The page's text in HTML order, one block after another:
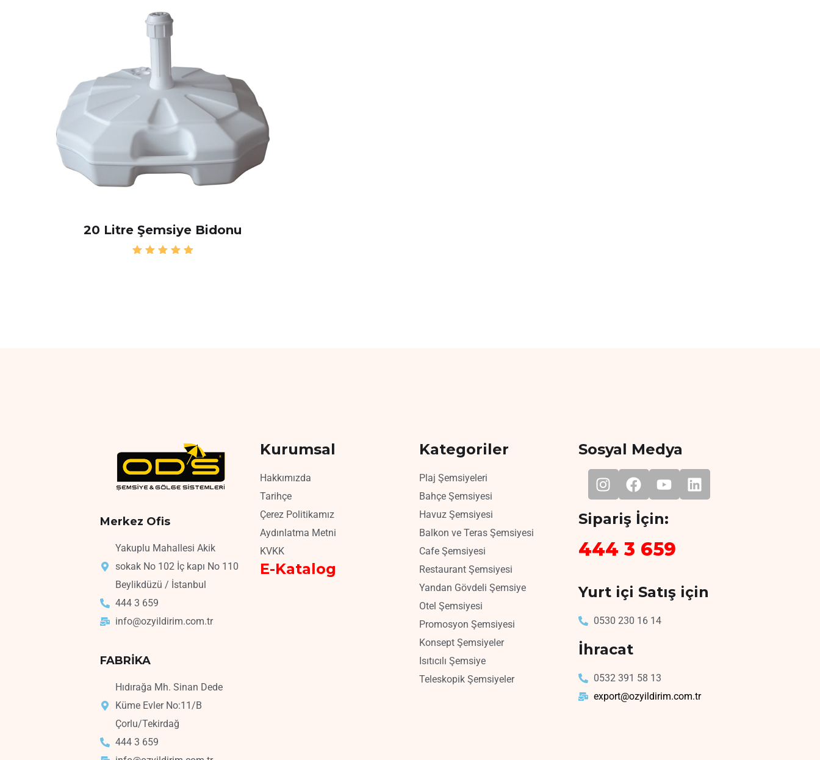
20 Litre Şemsiye Bidonu
Merkez Ofis
Yakuplu Mahallesi Akik
sokak No 102 İç kapı No 110
Beylikdüzü / İstanbul
444 3 659
info@ozyildirim.com.tr
FABRİKA
Hıdırağa Mh. Sinan Dede
Küme Evler No:11/B
Çorlu/Tekirdağ
444 3 659
Kurumsal
Hakkımızda
Tarihçe
Çerez Politikamız
Aydınlatma Metni
KVKK
E-Katalog
Kategoriler
Plaj Şemsiyeleri
Bahçe Şemsiyesi
Havuz Şemsiyesi
Balkon ve Teras Şemsiyesi
Cafe Şemsiyesi
Restaurant Şemsiyesi
Yandan Gövdeli Şemsiye
Otel Şemsiyesi
Promosyon Şemsiyesi
Konsept Şemsiyeler
Isıtıcılı Şemsiye
Teleskopik Şemsiyeler
Sosyal Medya
Sipariş İçin:
444 3 659
Yurt içi Satış için
0530 230 16 14
İhracat
0532 391 58 13
export@ozyildirim.com.tr